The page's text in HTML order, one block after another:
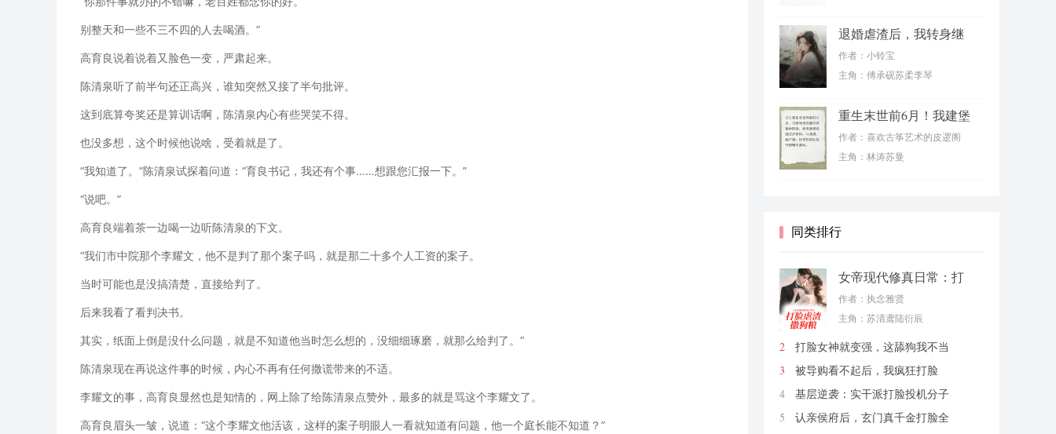
别整天和一些不三不四的人去喝酒。”
高育良说着说着又脸色一变，严肃起来。
陈清泉听了前半句还正高兴，谁知突然又接了半句批评。
这到底算夸奖还是算训话啊，陈清泉内心有些哭笑不得。
也没多想，这个时候他说啥，受着就是了。
“我知道了。”陈清泉试探着问道：“育良书记，我还有个事……想跟您汇报一下。”
“说吧。”
高育良端着茶一边喝一边听陈清泉的下文。
“我们市中院那个李耀文，他不是判了那个案子吗，就是那二十多个人工资的案子。
当时可能也是没搞清楚，直接给判了。
后来我看了看判决书。
其实，纸面上倒是没什么问题，就是不知道他当时怎么想的，没细细琢磨，就那么给判了。”
陈清泉现在再说这件事的时候，内心不再有任何撒谎带来的不适。
李耀文的事，高育良显然也是知情的，网上除了给陈清泉点赞外，最多的就是骂这个李耀文了。
高育良眉头一皱，说道：“这个李耀文他活该，这样的案子明眼人一看就知道有问题，他一个庭长能不知道？”
退婚虐渣后，我转身继
承千亿家产
作者：小铃宝
主角：傅承砚苏柔李琴
重生末世前6月！我建堡
垒虐渣男
作者：喜欢古筝艺术的皮逻阁
主角：林涛苏曼
同类排行
女帝现代修真日常：打
脸虐渣撒狗粮
作者：执念雅贤
主角：苏清鸢陆衍辰
2
打脸女神就变强，这舔狗我不当
了
爱你老ma
3 被导购看不起后，我疯狂打脸
柚紫汁
4 基层逆袭：实干派打脸投机分子
炭烤切糕
5
认亲侯府后，玄门真千金打脸全